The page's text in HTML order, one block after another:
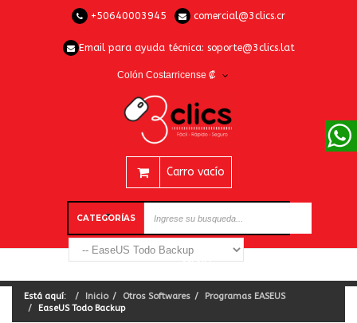
+50640003945 comercial@3clics.cr
Email para ayuda técnica: soporte@3clics.lat
Colón Costarricense ₡
Carro vacío
CATEGORÍAS
Está aquí: Inicio Otros Softwares
Programas EASEUS
EaseUS Todo Backup